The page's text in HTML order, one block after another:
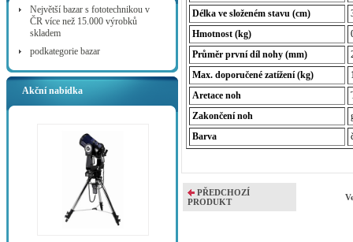
Největší bazar s fototechnikou v
ČR více než 15.000 výrobků
skladem
podkategorie bazar
Akční nabídka
Délka ve složeném stavu (cm)
Hmotnost (kg)
Průměr první díl nohy (mm)
Max. doporučené zatížení (kg)
Aretace noh
Zakončení noh
Barva
PŘEDCHOZÍ
PRODUKT